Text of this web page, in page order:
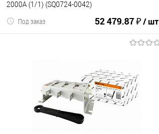
2000A (1/1) (SQ0724-0042)
52 479.87 ₽/ шт
Под заказ
В корзину
К сравнению